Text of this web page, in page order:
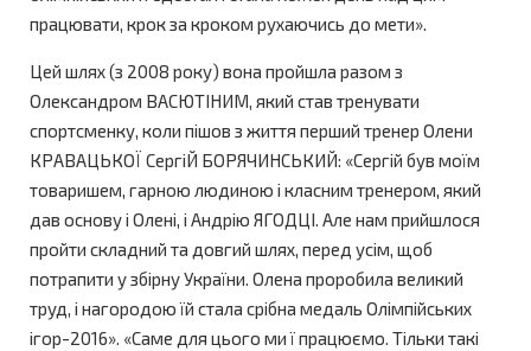
працювати, крок за кроком рухаючись до мети».
Цей шлях (з 2008 року) вона пройшла разом з
Олександром ВАСЮТІНИМ, який став тренувати
спортсменку, коли пішов з життя перший тренер Олени
КРАВАЦЬКОЇ СергіЙ БОРЯЧИНСЬКИЙ: «Сергій був моїм
товаришем, гарною людиною і класним тренером, який
дав основу і Олені, і Андрію ЯГОДЦІ. Але нам прийшлося
пройти складний та довгий шлях, перед усім, щоб
потрапити у збірну України. Олена проробила великий
труд, і нагородою їй стала срібна медаль Олімпійських
ігор-2016». «Саме для цього ми ї працюємо. Тільки такі